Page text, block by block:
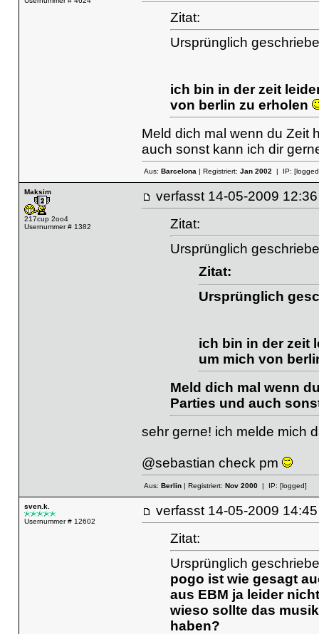
Zitat:
Ursprünglich
ich bin in der zeit
von berlin zu erholen
Meld dich mal wenn du Zeit
auch sonst kann ich dir
Aus: Barcelona| Registriert: Jan 2002| IP:
Maksim
217cup 2oo4
Usernummer # 1382
verfasst 14-05-2009
Zitat:
Ursprünglich
Zitat:
Ursprünglich
ich bin in der zeit
um mich von
Meld dich mal wenn
Parties und auch
sehr gerne! ich melde mich
@sebastian check pm
Aus: Berlin| Registriert: Nov 2000| IP: [logged]
sven.k.
Usernummer # 12602
verfasst 14-05-2009
Zitat:
Ursprünglich
pogo ist wie gesagt
aus EBM ja leider
wieso sollte das
haben?